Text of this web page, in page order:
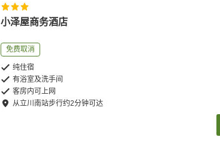
小泽屋商务酒店
免费取消
纯住宿
有浴室及洗手间
客房内可上网
从立川南站步行约2分钟可达